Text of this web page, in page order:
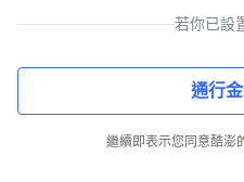
若你已設
通行
繼續即表示您同意酷澎